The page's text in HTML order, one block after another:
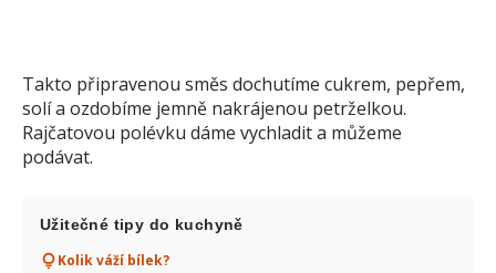
Takto připravenou směs dochutíme cukrem, pepřem,
solí a ozdobíme jemně nakrájenou petrželkou.
Rajčatovou polévku dáme vychladit a můžeme
podávat.
Užitečné tipy do kuchyně
Kolik váží bílek?